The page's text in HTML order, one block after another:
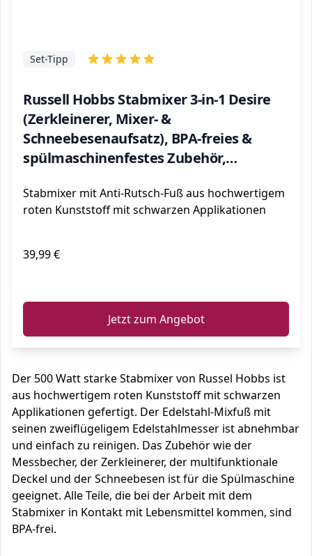
Russell Hobbs Stabmixer 3-in-1 Desire
(Zerkleinerer, Mixer- &
Schneebesenaufsatz), BPA-freies &
spülmaschinenfestes Zubehör,
Joghurt, Saucen, Babynahrung 24700-56
Set-Tipp
Stabmixer mit Anti-Rutsch-Fuß aus hochwertigem
roten Kunststoff mit schwarzen Applikationen
39,99 €
Jetzt zum Angebot
Der 500 Watt starke Stabmixer von Russel Hobbs ist
aus hochwertigem roten Kunststoff mit schwarzen
Applikationen gefertigt. Der Edelstahl-Mixfuß mit
seinen zweiflügeligem Edelstahlmesser ist abnehmbar
und einfach zu reinigen. Das Zubehör wie der
Messbecher, der Zerkleinerer, der multifunktionale
Deckel und der Schneebesen ist für die Spülmaschine
geeignet. Alle Teile, die bei der Arbeit mit dem
Stabmixer in Kontakt mit Lebensmittel kommen, sind
BPA-frei.